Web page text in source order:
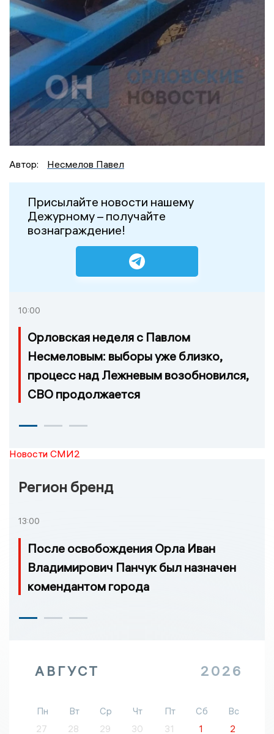
Автор: Несмелов Павел
Присылайте новости нашему
Дежурному – получайте
вознаграждение!
10:00
Орловская неделя с Павлом
Несмеловым: выборы уже близко,
процесс над Лежневым возобновился,
СВО продолжается
Новости СМИ2
Регион бренд
13:00
После освобождения Орла Иван
Владимирович Панчук был назначен
комендантом города
АВГУСТ 2026
Пн Вт Ср Чт Пт Сб
Вс
27
28 29 30 31 1 2